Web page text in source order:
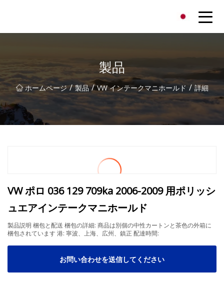
製品
ホームページ / 製品 / VW インテークマニホールド / 詳細
VW ポロ 036 129 709ka 2006-2009 用ポリッシ
ュエアインテークマニホールド
製品説明 梱包と配送 梱包の詳細: 商品は別個の中性カートンと茶色の外箱に
梱包されています 港: 寧波、上海、広州、鎮正 配達時間:
お問い合わせを送信してください